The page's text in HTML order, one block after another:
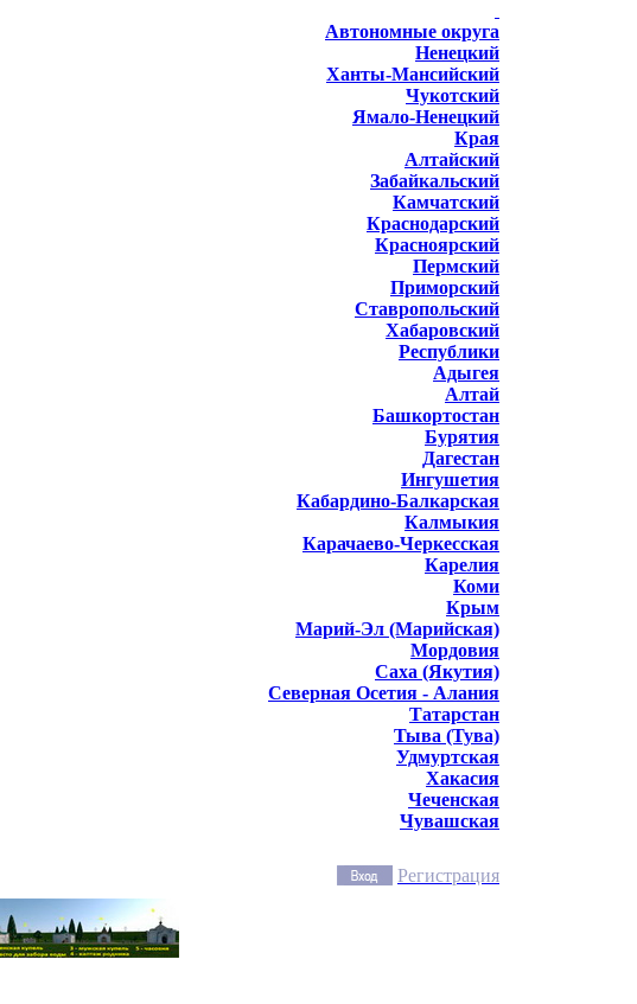
Автономные округа
Ненецкий
Ханты-Мансийский
Чукотский
Ямало-Ненецкий
Края
Алтайский
Забайкальский
Камчатский
Краснодарский
Красноярский
Пермский
Приморский
Ставропольский
Хабаровский
Республики
Адыгея
Алтай
Башкортостан
Бурятия
Дагестан
Ингушетия
Кабардино-Балкарская
Калмыкия
Карачаево-Черкесская
Карелия
Коми
Крым
Марий-Эл (Марийская)
Мордовия
Саха (Якутия)
Северная Осетия - Алания
Татарстан
Тыва (Тува)
Удмуртская
Хакасия
Чеченская
Чувашская
Регистрация